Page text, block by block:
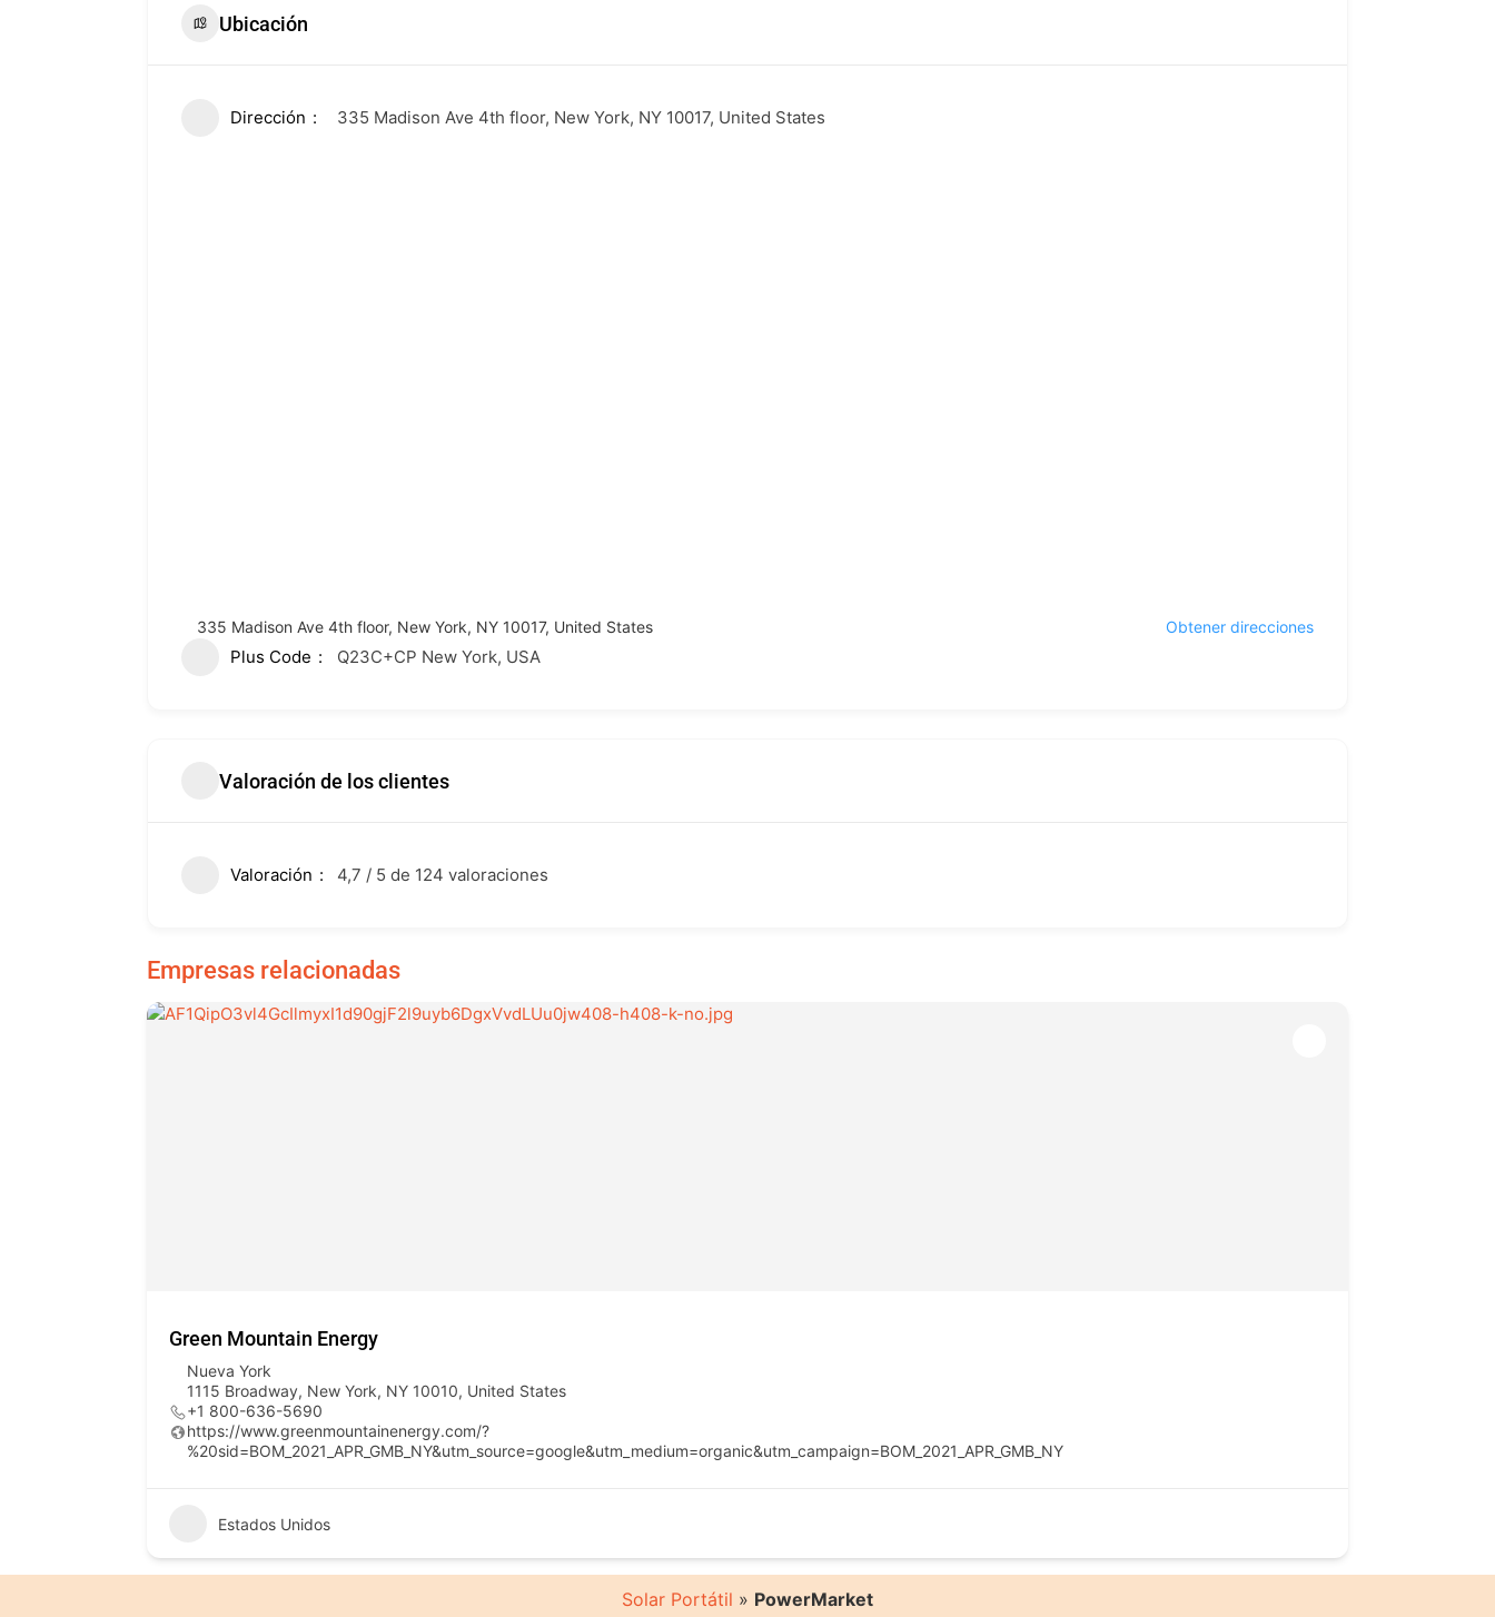
Ubicación
Dirección 335 Madison Ave 4th floor, New York, NY 10017, United States
335 Madison Ave 4th floor, New York, NY 10017, United States Obtener direcciones
Plus Code Q23C+CP New York, USA
Valoración de los clientes
Valoración 4,7 / 5 de 124 valoraciones
Empresas relacionadas
Green Mountain Energy
Nueva York
1115 Broadway, New York, NY 10010, United States
+1 800-636-5690
https://www.greenmountainenergy.com/?
%20sid=BOM_2021_APR_GMB_NY&utm_source=google&utm_medium=organic&utm_campaign=BOM_2021_APR_GMB_NY
Estados Unidos
Solar Portátil » PowerMarket